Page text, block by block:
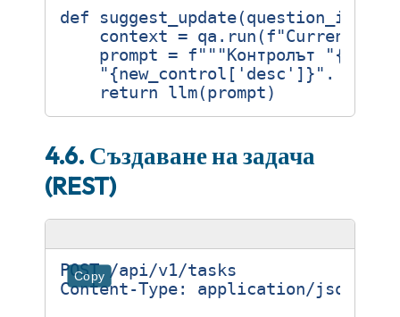
def
suggest_update(question_id
context = qa . run (f"Current
prompt = f"""Контролът "{
    "
{new_control [ 'desc' ] }".
return
llm(prompt)
4.6. Създаване на задача
(REST)
Copy